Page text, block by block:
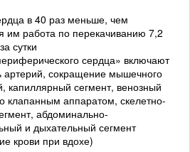
в 40 раз меньше, чем
им работа по перекачиванию 7,2
сутки
сердца» включают
артерий, сокращение мышечного
капиллярный сегмент, венозный
клапанным аппаратом, скелетно-
абдоминально-
и дыхательный сегмент
крови при вдохе)